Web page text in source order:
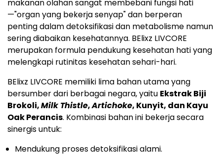
makanan olahan sangat membebani fungsi hati
—"organ yang bekerja senyap" dan berperan
penting dalam detoksifikasi dan metabolisme namun
sering diabaikan kesehatannya. BElixz LIVCORE
merupakan formula pendukung kesehatan hati yang
melengkapi rutinitas kesehatan sehari-hari.
BElixz LIVCORE memiliki lima bahan utama yang
bersumber dari berbagai negara, yaitu Ekstrak Biji
Brokoli,Milk Thistle,Artichoke, Kunyit, dan Kayu
Oak Perancis. Kombinasi bahan ini bekerja secara
sinergis untuk:
Mendukung proses detoksifikasi alami.